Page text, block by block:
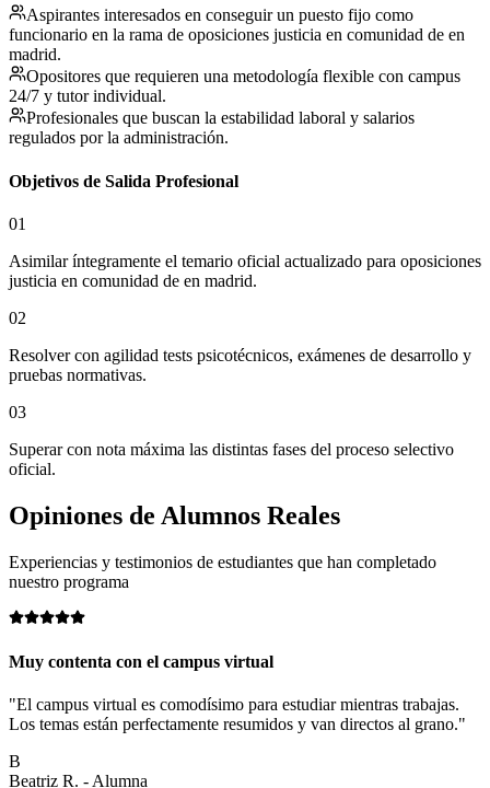
Aspirantes interesados en conseguir un puesto fijo como
funcionario en la rama de oposiciones justicia en comunidad de en
madrid.
Opositores que requieren una metodología flexible con campus
24/7 y tutor individual.
Profesionales que buscan la estabilidad laboral y salarios
regulados por la administración.
Objetivos de Salida Profesional
01
Asimilar íntegramente el temario oficial actualizado para oposiciones
justicia en comunidad de en madrid.
02
Resolver con agilidad tests psicotécnicos, exámenes de desarrollo y
pruebas normativas.
03
Superar con nota máxima las distintas fases del proceso selectivo
oficial.
Opiniones de Alumnos Reales
Experiencias y testimonios de estudiantes que han completado
nuestro programa
Muy contenta con el campus virtual
"El campus virtual es comodísimo para estudiar mientras trabajas.
Los temas están perfectamente resumidos y van directos al grano."
B
Beatriz R. - Alumna